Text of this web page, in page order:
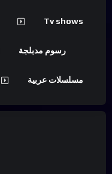
Tv shows
رسوم مدبلجة
مسلسلات عربية